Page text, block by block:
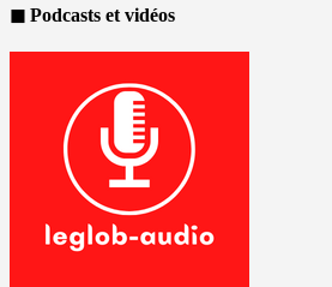
◼ Podcasts et vidéos